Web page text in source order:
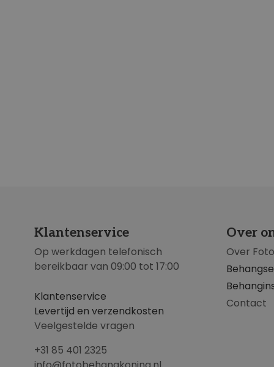
Klantenservice
Op werkdagen telefonisch
bereikbaar van 09:00 tot 17:00
Klantenservice
Levertijd en verzendkosten
Veelgestelde vragen
+31 85 401 2325
Over
Over
Contact